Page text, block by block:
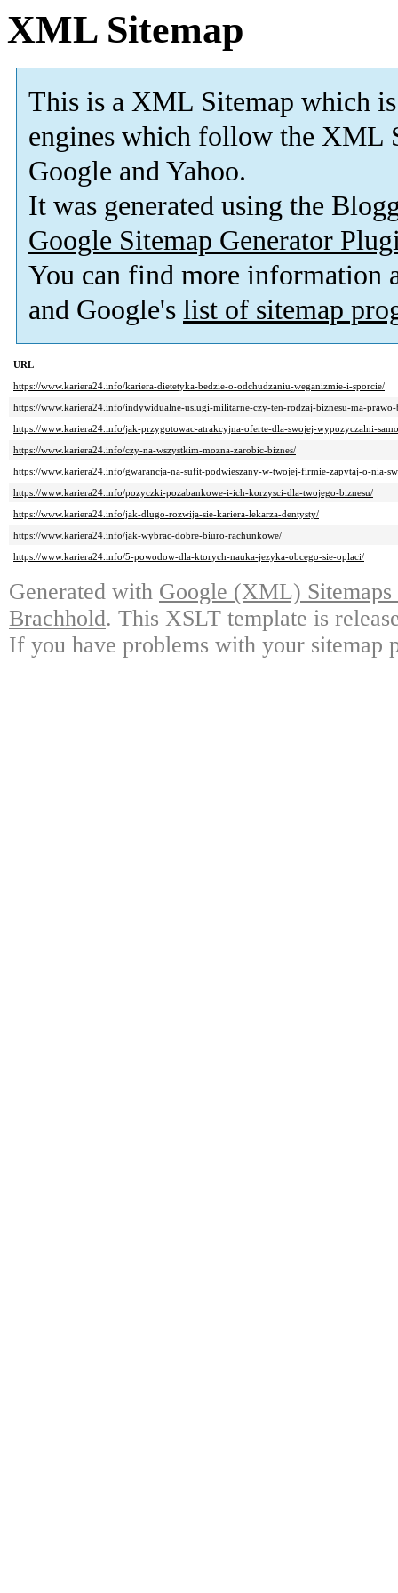
XML Sitemap
This is a XML Sitemap which is
engines which follow the XML
Google and Yahoo.
It was generated using the
Google Sitemap Generator
You can find more information
and Google's list of sitemap
URL
https://www.kariera24.info/kariera-dietetyka-bedzie-o-odchudzaniu-weganizmie-i-sporcie/
https://www.kariera24.info/indywidualne-uslugi-militarne-czy-ten-rodzaj-biznesu-ma-
https://www.kariera24.info/jak-przygotowac-atrakcyjna-oferte-dla-swojej-wypozyczalni-
https://www.kariera24.info/czy-na-wszystkim-mozna-zarobic-biznes/
https://www.kariera24.info/gwarancja-na-sufit-podwieszany-w-twojej-firmie-zapytaj-o-nia-
https://www.kariera24.info/pozyczki-pozabankowe-i-ich-korzysci-dla-twojego-biznesu/
https://www.kariera24.info/jak-dlugo-rozwija-sie-kariera-lekarza-dentysty/
https://www.kariera24.info/jak-wybrac-dobre-biuro-rachunkowe/
https://www.kariera24.info/5-powodow-dla-ktorych-nauka-jezyka-obcego-sie-oplaci/
Generated with Google (XML)
Brachhold. This XSLT template is
If you have problems with your sitemap